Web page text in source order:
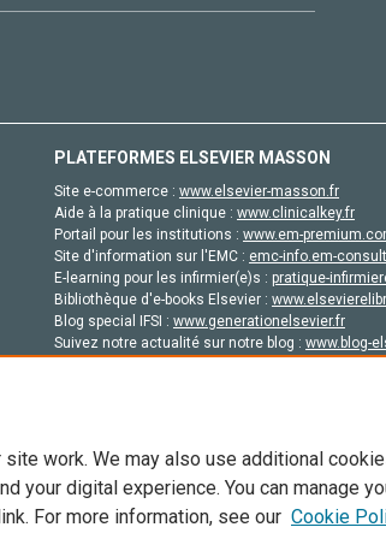
PLATEFORMES ELSEVIER MASSON
Site e-commerce : www.elsevier-masson.fr
Aide à la pratique clinique : www.clinicalkey.fr
Portail pour les institutions : www.em-
Site d'information sur l'EMC : emc-info.em-
E-learning pour les infirmier(e)s : pratique-
Bibliothèque d'e-books Elsevier :
Blog special IFSI : www.generationelsevier.fr
Suivez notre actualité sur notre blog : www.blog-
ses concédants de licence et ses contributeurs.
work. We may also use additional
your digital experience. You can manage
For more information, see our Cookie